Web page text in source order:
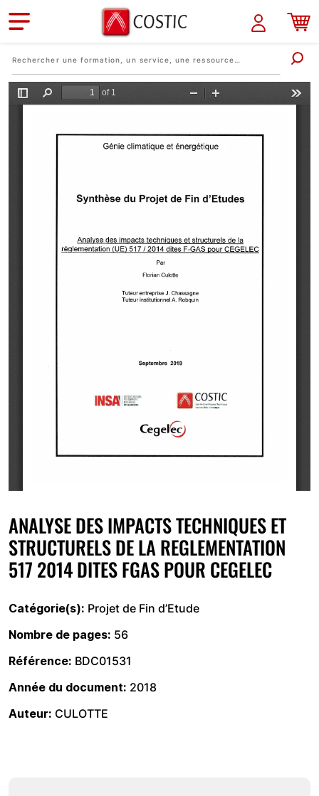
Aller au contenu principal
ANALYSE DES IMPACTS TECHNIQUES ET
STRUCTURELS DE LA REGLEMENTATION
517 2014 DITES FGAS POUR CEGELEC
Catégorie(s) Projet de Fin d’Etude
Nombre de pages 56
Référence BDC01531
Année du document 2018
Auteur CULOTTE